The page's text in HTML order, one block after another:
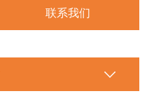
联系我们